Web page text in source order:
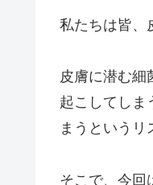
私たちは皆、
皮膚に潜む細
起こしてしま
まうというリ
そこで、今回